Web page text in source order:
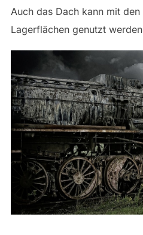
Auch das Dach kann mit
Lagerflächen genutzt